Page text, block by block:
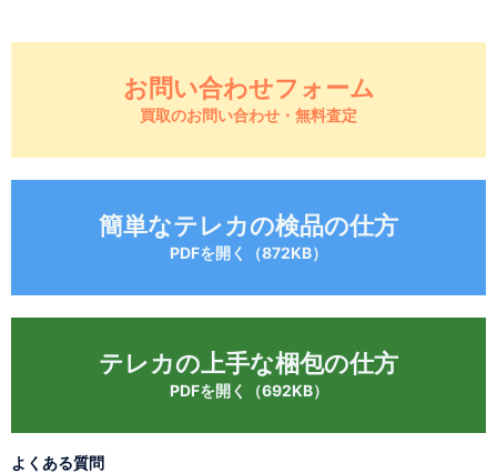
お問い合わせフォーム
買取のお問い合わせ・無料査定
簡単なテレカの検品の仕方
PDFを開く（872KB）
テレカの上手な梱包の仕方
PDFを開く（692KB）
よくある質問